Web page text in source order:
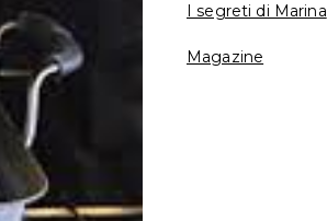
I segreti di Marina
Magazine